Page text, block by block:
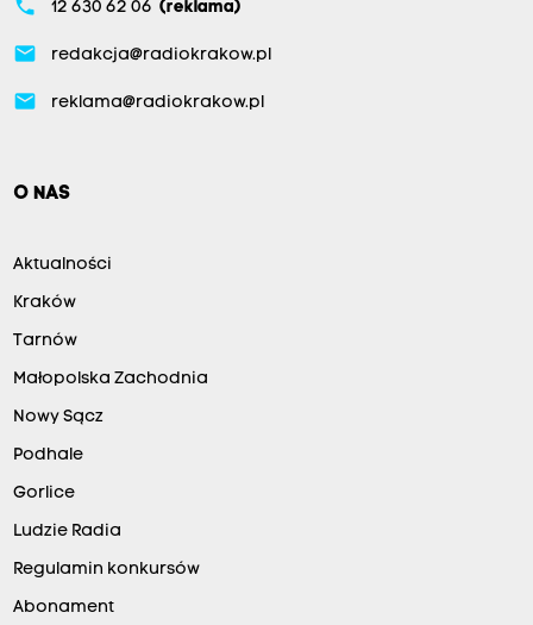
phone 12 630 62 06 (reklama)
email redakcja@radiokrakow.pl
email reklama@radiokrakow.pl
O NAS
Aktualności
Kraków
Tarnów
Małopolska Zachodnia
Nowy Sącz
Podhale
Gorlice
Ludzie Radia
Regulamin konkursów
Abonament